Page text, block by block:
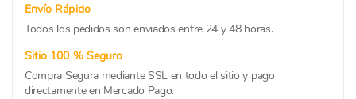
Envío Rápido
Todos los pedidos son enviados entre 24 y 48 horas.
Sitio 100 % Seguro
Compra Segura mediante SSL en todo el sitio y pago
directamente en Mercado Pago.